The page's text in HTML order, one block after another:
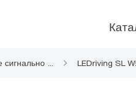
сигнально LEDriving SL